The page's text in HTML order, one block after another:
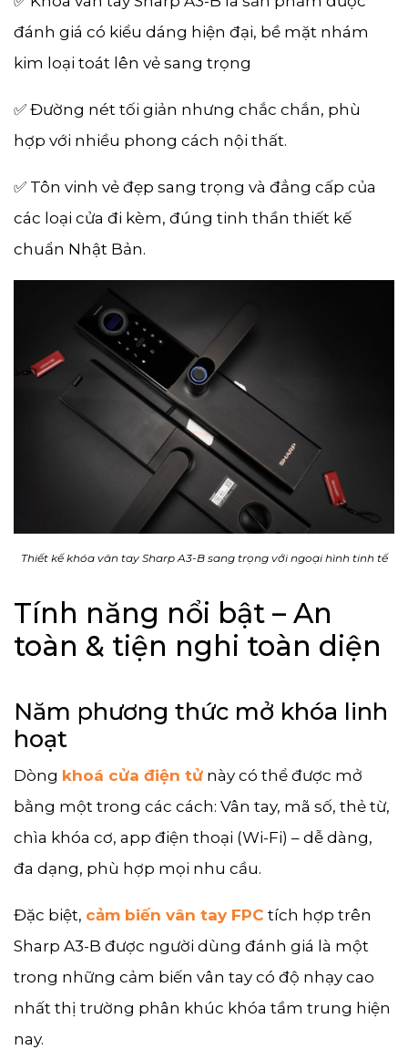
đánh giá có kiểu dáng hiện đại, bề mặt nhám
kim loại toát lên vẻ sang trọng
✅ Đường nét tối giản nhưng chắc chắn, phù
hợp với nhiều phong cách nội thất.
✅ Tôn vinh vẻ đẹp sang trọng và đẳng cấp của
các loại cửa đi kèm, đúng tinh thần thiết kế
chuẩn Nhật Bản.
Thiết kế khóa vân tay Sharp A3-B sang trọng với ngoại hình tinh tế
Tính năng nổi bật – An
toàn & tiện nghi toàn diện
Năm phương thức mở khóa linh
hoạt
Dòng khoá cửa điện tử này có thể được mở
bằng một trong các cách: Vân tay, mã số, thẻ từ,
chìa khóa cơ, app điện thoại (Wi-Fi) – dễ dàng,
đa dạng, phù hợp mọi nhu cầu.
Đặc biệt, cảm biến vân tay FPC tích hợp trên
Sharp A3-B được người dùng đánh giá là một
trong những cảm biến vân tay có độ nhạy cao
nhất thị trường phân khúc khóa tầm trung hiện
nay.